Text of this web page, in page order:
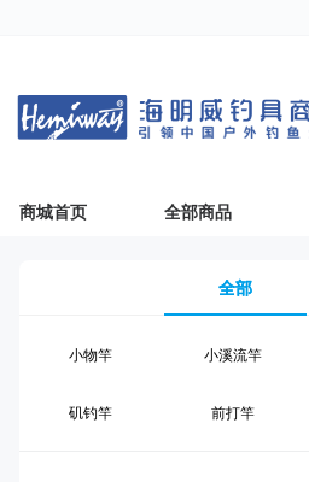
商城首页 全部商品
全部
小物竿 小溪流竿
矶钓竿 前打竿